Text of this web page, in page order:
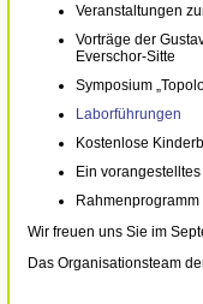
Veranstaltungen
Vorträge der
Everschor-Sitte
Symposium
Laborführungen
Kostenlose
Ein vorangestelltes
Wir freuen uns Sie im
Das Organisationsteam